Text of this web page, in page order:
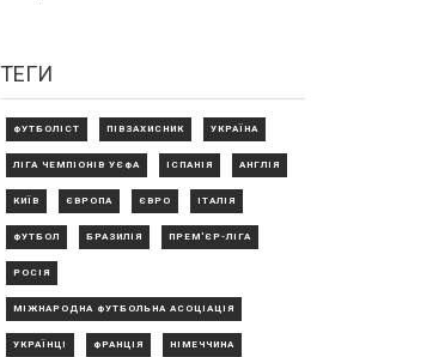
ТЕГИ
ФУТБОЛІСТ ПІВЗАХИСНИК УКРАЇНА
ЛІГА ЧЕМПІОНІВ УЄФА ІСПАНІЯ АНГЛІЯ
КИЇВ ЄВРОПА ЄВРО ІТАЛІЯ
ФУТБОЛ БРАЗИЛІЯ ПРЕМ'ЄР-ЛІГА
РОСІЯ
МІЖНАРОДНА ФУТБОЛЬНА АСОЦІАЦІЯ
УКРАЇНЦІ ФРАНЦІЯ НІМЕЧЧИНА